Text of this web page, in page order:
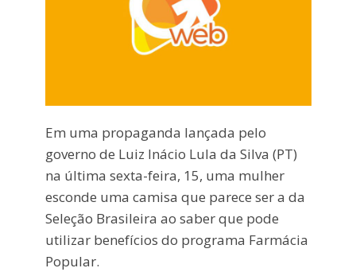
Em uma propaganda lançada pelo
governo de Luiz Inácio Lula da Silva (PT)
na última sexta-feira, 15, uma mulher
esconde uma camisa que parece ser a da
Seleção Brasileira ao saber que pode
utilizar benefícios do programa Farmácia
Popular.